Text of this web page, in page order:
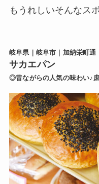
もうれしいそんなス
岐阜県｜岐阜市｜加納栄町通｜
サカエパン
◎昔ながらの人気の味わい♪